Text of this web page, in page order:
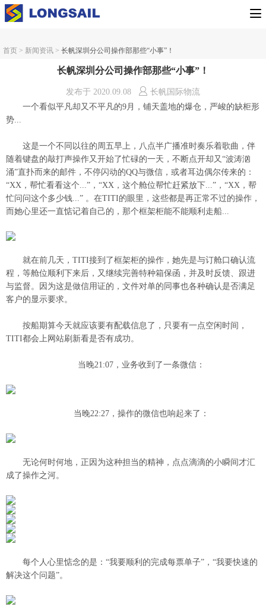
首页 > 新闻资讯 > 长帆深圳分公司操作部那些“小事”！
长帆深圳分公司操作部那些“小事”！
发布于 2020.09.08
长帆国际物流
一个看似平凡却又不平凡的9月，铺天盖地的爆仓，严峻的缺柜形
势...
这是一个不同以往的周五早上，八点半广播准时奏乐着歌曲，伴
随着键盘的敲打声操作又开始了忙碌的一天，不断点开却又“波涛汹
涌”直扑而来的邮件，不停闪动的QQ与微信，或者耳边偶尔传来的：
“XX，帮忙看看这个...”，“XX，这个舱位帮忙赶紧放下...”，“XX，帮
忙问问这个多少钱...” 。在TITI的眼里，这些都是再正常不过的操作，
而她心里还一直惦记着自己的，那个框架柜能不能顺利走船...
就在前几天，TITI接到了框架柜的操作，她先是与订舱口确认流
程，等舱位顺利下来后，又继续完善特种箱保函，并及时反馈、跟进
与监督。因为这是做信用证的，文件对单的同事也各种确认是否满足
客户的显示要求。
按船期算今天就应该要有配载信息了，只要有一点空闲时间，
TITI都会上网站刷新看是否有成功。
当晚21:07，业务收到了一条微信：
当晚22:27，操作的微信也响起来了：
无论何时何地，正因为这种担当的精神，点点滴滴的小瞬间才汇
成了操作之河。
每个人心里惦念的是：“我要顺利的完成每票单子”，“我要快速的
解决这个问题”。